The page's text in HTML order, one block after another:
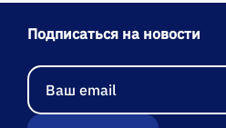
Подписаться на новости